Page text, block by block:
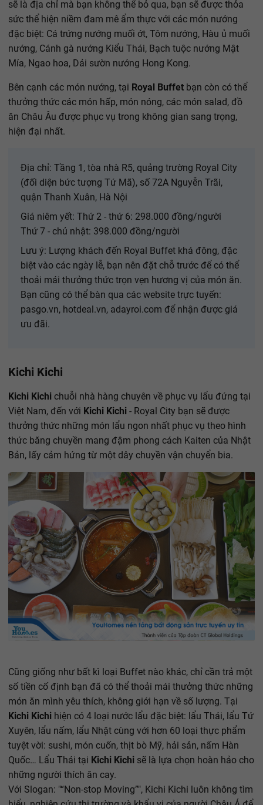
sẽ là địa chỉ mà bạn không thể bỏ qua, bạn sẽ được thỏa
sức thể hiện niềm đam mê ẩm thực với các món nướng
đặc biệt: Cá trứng nướng muối ớt, Tôm nướng, Hàu ủ muối
nướng, Cánh gà nướng Kiểu Thái, Bạch tuộc nướng Mật
Mía, Ngao hoa, Dải sườn nướng Hong Kong.
Bên cạnh các món nướng, tại Royal Buffet bạn còn có thể
thưởng thức các món hấp, món nóng, các món salad, đồ
ăn Châu Âu được phục vụ trong không gian sang trọng,
hiện đại nhất.
Địa chỉ: Tầng 1, tòa nhà R5, quảng trường Royal City
(đối diện bức tượng Tứ Mã), số 72A Nguyễn Trãi,
quận Thanh Xuân, Hà Nội
Giá niêm yết: Thứ 2 - thứ 6: 298.000 đồng/người
Thứ 7 - chủ nhật: 398.000 đồng/người
Lưu ý: Lượng khách đến Royal Buffet khá đông, đặc
biệt vào các ngày lễ, bạn nên đặt chỗ trước để có thể
thoải mái thưởng thức trọn vẹn hương vị của món ăn.
Bạn cũng có thể bàn qua các website trực tuyến:
pasgo.vn, hotdeal.vn, adayroi.com để nhận được giá
ưu đãi.
Kichi Kichi
Kichi Kichi chuỗi nhà hàng chuyên về phục vụ lẩu đứng tại
Việt Nam, đến với Kichi Kichi - Royal City bạn sẽ được
thưởng thức những món lẩu ngon nhất phục vụ theo hình
thức băng chuyền mang đậm phong cách Kaiten của Nhật
Bản, lấy cảm hứng từ một dây chuyền vận chuyển bia.
Cũng giống như bất kì loại Buffet nào khác, chỉ cần trả một
số tiền cố định bạn đã có thể thoải mái thưởng thức những
món ăn mình yêu thích, không giới hạn về số lượng. Tại
Kichi Kichi hiện có 4 loại nước lẩu đặc biệt: lẩu Thái, lẩu Tứ
Xuyên, lẩu nấm, lẩu Nhật cùng với hơn 60 loại thực phẩm
tuyệt vời: sushi, món cuốn, thịt bò Mỹ, hải sản, nấm Hàn
Quốc… Lẩu Thái tại Kichi Kichi sẽ là lựa chọn hoàn hảo cho
những người thích ăn cay.
Với Slogan: "“Non-stop Moving”", Kichi Kichi luôn không tìm